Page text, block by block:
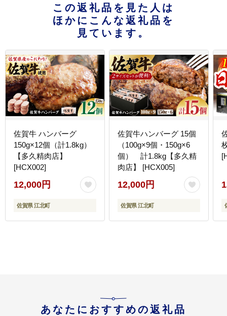
この返礼品を見た人は
ほかにこんな返礼品を
見ています。
佐賀牛 ハンバーグ
150g×12個（計1.8kg）
【多久精肉店】
[HCX002]
12,000円
佐賀県 江北町
佐賀牛ハンバーグ 15個
（100g×9個・150g×6
個） 計1.8kg【多久精
肉店】 [HCX005]
12,000円
佐賀県 江北町
あなたにおすすめの返礼品